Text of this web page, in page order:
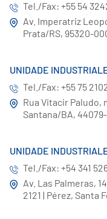
Tel./Fax: +55 54
Av. Imperatriz
Prata/RS, 95320-
UNIDADE
Tel./Fax: +55 75
Rua Vitacir Paludo,
Santana/BA,
UNIDADE
Tel./Fax: +54 341
Av. Las Palmeras,
2121 | Pérez, Santa